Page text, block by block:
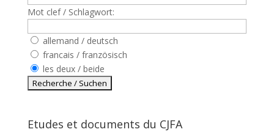
Mot clef / Schlagwort:
allemand / deutsch
francais / französisch
les deux / beide
Etudes et documents du CJFA